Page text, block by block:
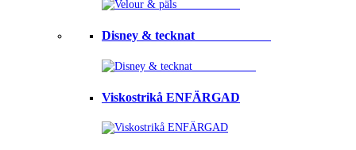
Disney & tecknat⠀⠀⠀⠀⠀⠀⠀⠀
Viskostrikå ENFÄRGAD